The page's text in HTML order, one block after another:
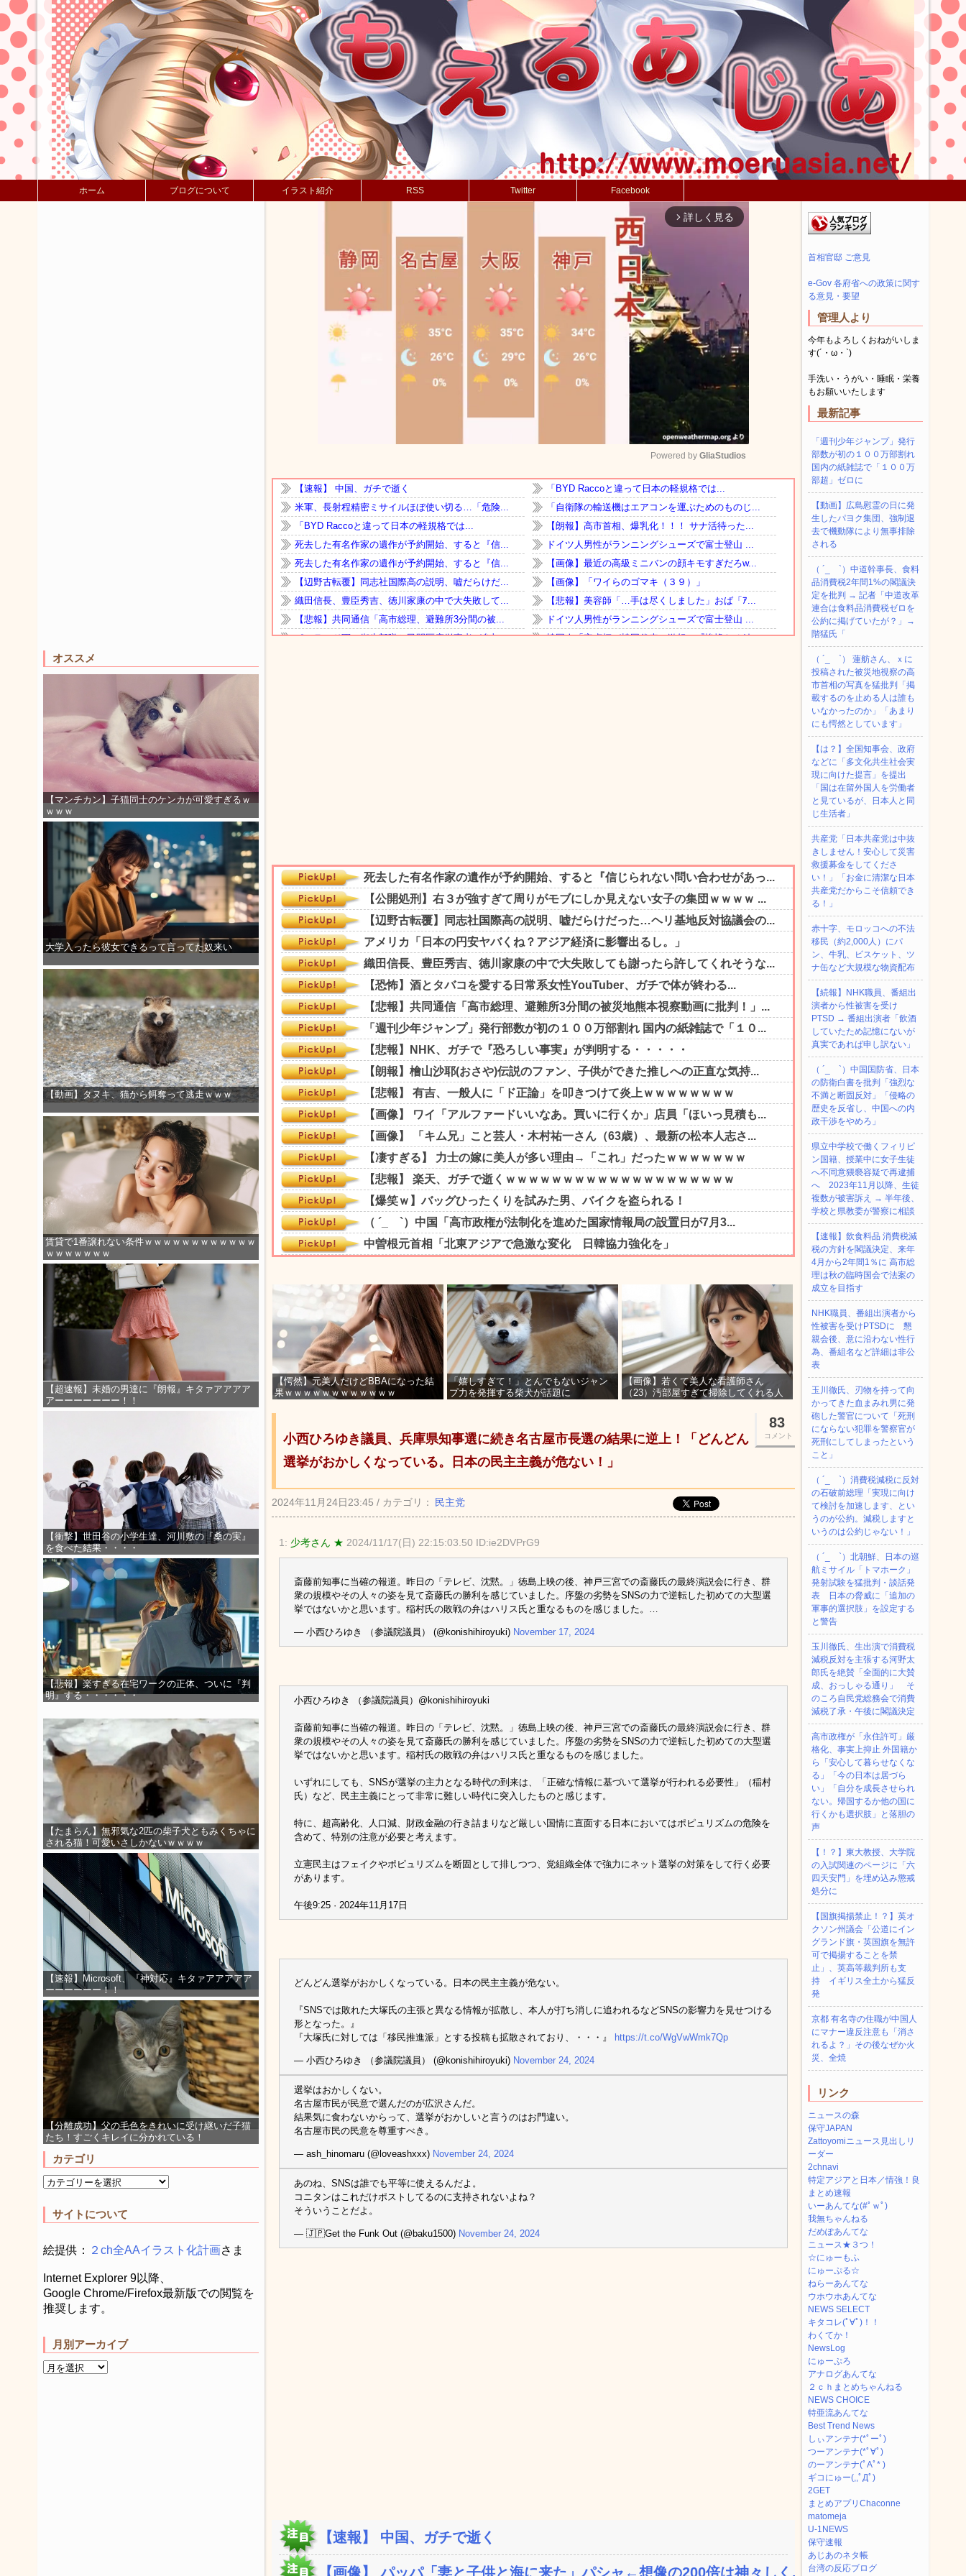
ホーム ブログについて イラスト紹介 RSS Twitter Facebook
オススメ
【マンチカン】子猫同士のケンカが可愛すぎるｗ
ｗｗｗ
大学入ったら彼女できるって言ってた奴来い
【動画】タヌキ、猫から餌奪って逃走ｗｗｗ
賃貸で1番譲れない条件ｗｗｗｗｗｗｗｗｗｗｗｗ
ｗｗｗｗｗｗｗ
【超速報】未婚の男達に『朗報』キタァアアアア
アーーーーーーー！！
【衝撃】世田谷の小学生達、河川敷の『桑の実』
を食べた結果・・・・
【悲報】楽すぎる在宅ワークの正体、ついに『判
明』する・・・・・・
【たまらん】無邪気な2匹の柴子犬ともみくちゃに
される猫！可愛いさしかないｗｗｗｗ
【速報】Microsoft、『神対応』キタァアアアアア
ーーーーーー！！
【分離成功】父の毛色をきれいに受け継いだ子猫
たち！すごくキレイに分かれている！
カテゴリ
サイトについて
絵提供： ２ch全AAイラスト化計画さま
Internet Explorer 9以降、
Google Chrome/Firefox最新版での閲覧を
推奨します。
月別アーカイブ
arrow_forward_ios 詳しく見る
Mute
Powered by GliaStudios
【愕然】元美人だけどBBAになった結
果ｗｗｗｗｗｗｗｗｗｗｗｗ
「嬉しすぎて！」とんでもないジャン
プ力を発揮する柴犬が話題に
【画像】若くて美人な看護師さん
（23）汚部屋すぎて掃除してくれる人
83
コメント
小西ひろゆき議員、兵庫県知事選に続き名古屋市長選の結果に逆上！「どんどん
選挙がおかしくなっている。日本の民主主義が危ない！」
2024年11月24日23:45 / カテゴリ： 民主党
1: 少考さん ★ 2024/11/17(日) 22:15:03.50 ID:ie2DVPrG9
斎藤前知事に当確の報道。昨日の「テレビ、沈黙。」徳島上映の後、神戸三宮での斎藤氏の最終演説会に行き、群
衆の規模やその人々の姿を見て斎藤氏の勝利を感じていました。序盤の劣勢をSNSの力で逆転した初めての大型選
挙ではないかと思います。稲村氏の敗戦の弁はハリス氏と重なるものを感じました。…
— 小西ひろゆき （参議院議員） (@konishihiroyuki) November 17, 2024
小西ひろゆき （参議院議員）@konishihiroyuki
斎藤前知事に当確の報道。昨日の「テレビ、沈黙。」徳島上映の後、神戸三宮での斎藤氏の最終演説会に行き、群
衆の規模やその人々の姿を見て斎藤氏の勝利を感じていました。序盤の劣勢をSNSの力で逆転した初めての大型選
挙ではないかと思います。稲村氏の敗戦の弁はハリス氏と重なるものを感じました。
いずれにしても、SNSが選挙の主力となる時代の到来は、「正確な情報に基づいて選挙が行われる必要性」（稲村
氏）など、民主主義にとって非常に難しい時代に突入したものと感じます。
特に、超高齢化、人口減、財政金融の行き詰まりなど厳しい国情に直面する日本においてはポピュリズムの危険を
含めて、特別の注意が必要と考えます。
立憲民主はフェイクやポピュリズムを断固として排しつつ、党組織全体で強力にネット選挙の対策をして行く必要
があります。
午後9:25 · 2024年11月17日
どんどん選挙がおかしくなっている。日本の民主主義が危ない。
『SNSでは敗れた大塚氏の主張と異なる情報が拡散し、本人が打ち消しに追われるなどSNSの影響力を見せつける
形となった。』
『大塚氏に対しては「移民推進派」とする投稿も拡散されており、・・・』 https://t.co/WgVwWmk7Qp
— 小西ひろゆき （参議院議員） (@konishihiroyuki) November 24, 2024
選挙はおかしくない。
名古屋市民が民意で選んだのが広沢さんだ。
結果気に食わないからって、選挙がおかしいと言うのはお門違い。
名古屋市民の民意を尊重すべき。
— ash_hinomaru (@loveashxxx) November 24, 2024
あのね、SNSは誰でも平等に使えるんだよ。
コニタンはこれだけポストしてるのに支持されないよね？
そういうことだよ。
— 🇯🇵Get the Funk Out (@baku1500) November 24, 2024
【速報】 中国、ガチで逝く
【画像】 パッパ「妻と子供と海に来た」パシャ←想像の200倍は神々しく...
首相官邸 ご意見
e-Gov 各府省への政策に関す
る意見・要望
管理人より
今年もよろしくおねがいしま
す(´・ω・`)
手洗い・うがい・睡眠・栄養
もお願いいたします
最新記事
「週刊少年ジャンプ」発行
部数が初の１００万部割れ
国内の紙雑誌で「１００万
部超」ゼロに
【動画】広島慰霊の日に発
生したパヨク集団、強制退
去で機動隊により無事排除
される
（ ´_ゝ`）中道幹事長、食料
品消費税2年間1%の閣議決
定を批判 → 記者「中道改革
連合は食料品消費税ゼロを
公約に掲げていたが？」→
階猛氏「
（ ´_ゝ`） 蓮舫さん、ｘに
投稿された被災地視察の高
市首相の写真を猛批判「掲
載するのを止める人は誰も
いなかったのか」「あまり
にも愕然としています」
【は？】全国知事会、政府
などに「多文化共生社会実
現に向けた提言」を提出
「国は在留外国人を労働者
と見ているが、日本人と同
じ生活者」
共産党「日本共産党は中抜
きしません！安心して災害
救援募金をしてくださ
い！」「お金に清潔な日本
共産党だからこそ信頼でき
る！」
赤十字、モロッコへの不法
移民（約2,000人）にパ
ン、牛乳、ビスケット、ツ
ナ缶など大規模な物資配布
【続報】NHK職員、番組出
演者から性被害を受け
PTSD → 番組出演者「飲酒
していたため記憶にないが
真実であれば申し訳ない」
（ ´_ゝ`）中国国防省、日本
の防衛白書を批判「強烈な
不満と断固反対」「侵略の
歴史を反省し、中国への内
政干渉をやめろ」
県立中学校で働くフィリピ
ン国籍、授業中に女子生徒
へ不同意猥褻容疑で再逮捕
へ 2023年11月以降、生徒
複数が被害訴え → 半年後、
学校と県教委が警察に相談
【速報】飲食料品 消費税減
税の方針を閣議決定、来年
4月から2年間1％に 高市総
理は秋の臨時国会で法案の
成立を目指す
NHK職員、番組出演者から
性被害を受けPTSDに 懇
親会後、意に沿わない性行
為、番組名など詳細は非公
表
玉川徹氏、刃物を持って向
かってきた血まみれ男に発
砲した警官について「死刑
にならない犯罪を警察官が
死刑にしてしまったという
こと」
（ ´_ゝ`）消費税減税に反対
の石破前総理「実現に向け
て検討を加速します、とい
うのが公約。減税しますと
いうのは公約じゃない！」
（ ´_ゝ`）北朝鮮、日本の巡
航ミサイル「‌トマホーク」
発射試験を猛批判・談話発
表 日本の脅威に「追加の
軍事的選択肢」を設定する
と警告
玉川徹氏、生出演で消費税
減税反対を主張する河野太
郎氏を絶賛「全面的に大賛
成、おっしゃる通り」 そ
のころ自民党総務会で消費
減税了承・午後に閣議決定
高市政権が「永住許可」厳
格化、事実上抑止 外国籍か
ら「安心して暮らせなくな
る」「今の日本は居づら
い」「自分を成長させられ
ない。帰国するか他の国に
行くかも選択肢」と落胆の
声
【！？】東大教授、大学院
の入試関連のページに「六
四天安門」を埋め込み懲戒
処分に
【国旗掲揚禁止！？】英オ
クソン州議会「公道にイン
グランド旗・英国旗を無許
可で掲揚することを禁
止」、英高等裁判所も支
持 イギリス全土から猛反
発
京都 有名寺の住職が中国人
にマナー違反注意も「消さ
れるよ？」その後なぜか火
災、全焼
リンク
ニュースの森
保守JAPAN
Zattoyomiニュース見出しリ
ーダー
2chnavi
特定アジアと日本／情強！良
まとめ速報
いーあんてな(#ﾟｗﾟ)
我無ちゃんねる
だめぽあんてな
ニュース★３つ！
☆にゅーもふ
にゅーぷる☆
ねらーあんてな
ウホウホあんてな
NEWS SELECT
キタコレ(ﾟ∀ﾟ)！！
わくてか！
NewsLog
にゅーぷろ
アナログあんてな
２ｃｈまとめちゃんねる
NEWS CHOICE
特亜流あんてな
Best Trend News
しぃアンテナ(*ﾟーﾟ)
つーアンテナ(*ﾟ∀ﾟ)
のーアンテナ(ﾟAﾟ* )
ギコにゅー(,,ﾟДﾟ)
2GET
まとめアプリChaconne
matomeja
U-1NEWS
保守速報
あじあのネタ帳
台湾の反応ブログ